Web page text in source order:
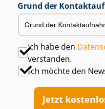
Grund der
Ich habe den
verstanden.
Ich möchte den
Jetzt